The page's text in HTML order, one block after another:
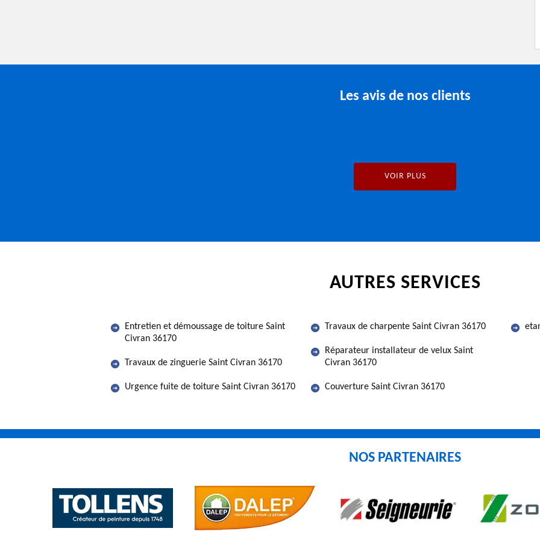
Les avis de nos clients
VOIR PLUS
AUTRES SERVICES
Entretien et démoussage de toiture Saint
Civran 36170
Travaux de zinguerie Saint Civran 36170
Urgence fuite de toiture Saint Civran 36170
Travaux de charpente Saint Civran 36170
Réparateur installateur de velux Saint
Civran 36170
Couverture Saint Civran 36170
NOS PARTENAIRES